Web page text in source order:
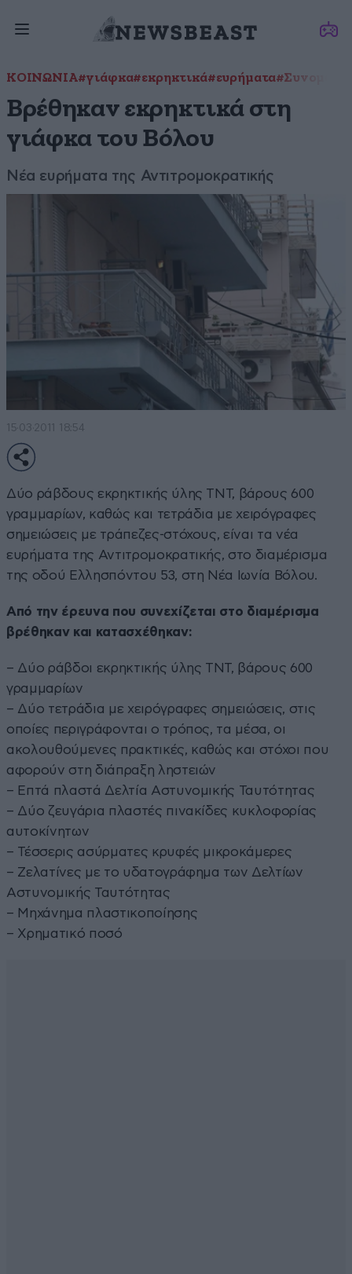
ΚΟΙΝΩΝΙΑ#γιάφκα#εκρηκτικά#ευρήματα
Βρέθηκαν εκρηκτικά στη
γιάφκα του Βόλου
Νέα ευρήματα της Αντιτρομοκρατικής
15·03·2011 18:54
Δύο ράβδους εκρηκτικής ύλης ΤΝΤ, βάρους 600
γραμμαρίων, καθώς και τετράδια με χειρόγραφες
σημειώσεις με τράπεζες-στόχους, είναι τα νέα
ευρήματα της Αντιτρομοκρατικής, στο διαμέρισμα
της οδού Ελλησπόντου 53, στη Νέα Ιωνία Βόλου.
Από την έρευνα που συνεχίζεται στο διαμέρισμα
βρέθηκαν και κατασχέθηκαν:
– Δύο ράβδοι εκρηκτικής ύλης ΤΝΤ, βάρους 600
γραμμαρίων
– Δύο τετράδια με χειρόγραφες σημειώσεις, στις
οποίες περιγράφονται ο τρόπος, τα μέσα, οι
ακολουθούμενες πρακτικές, καθώς και στόχοι που
αφορούν στη διάπραξη ληστειών
– Επτά πλαστά Δελτία Αστυνομικής Ταυτότητας
– Δύο ζευγάρια πλαστές πινακίδες κυκλοφορίας
αυτοκίνητων
– Τέσσερις ασύρματες κρυφές μικροκάμερες
– Ζελατίνες με το υδατογράφημα των Δελτίων
Αστυνομικής Ταυτότητας
– Μηχάνημα πλαστικοποίησης
– Χρηματικό ποσό